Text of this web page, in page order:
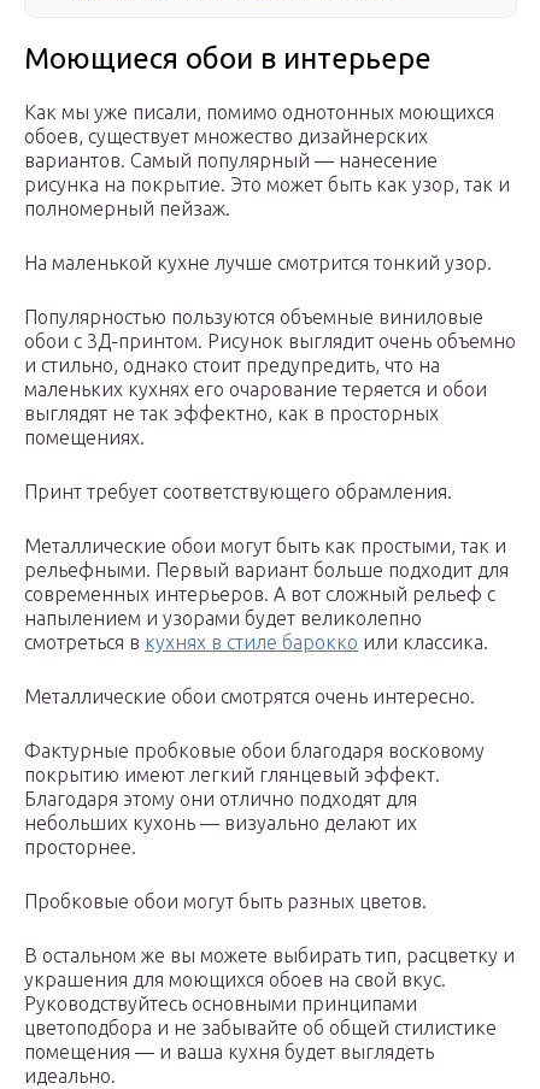
Моющиеся обои в интерьере
Как мы уже писали, помимо однотонных моющихся
обоев, существует множество дизайнерских
вариантов. Самый популярный — нанесение
рисунка на покрытие. Это может быть как узор, так и
полномерный пейзаж.
На маленькой кухне лучше смотрится тонкий узор.
Популярностью пользуются объемные виниловые
обои с 3Д-принтом. Рисунок выглядит очень объемно
и стильно, однако стоит предупредить, что на
маленьких кухнях его очарование теряется и обои
выглядят не так эффектно, как в просторных
помещениях.
Принт требует соответствующего обрамления.
Металлические обои могут быть как простыми, так и
рельефными. Первый вариант больше подходит для
современных интерьеров. А вот сложный рельеф с
напылением и узорами будет великолепно
смотреться в кухнях в стиле барокко или классика.
Металлические обои смотрятся очень интересно.
Фактурные пробковые обои благодаря восковому
покрытию имеют легкий глянцевый эффект.
Благодаря этому они отлично подходят для
небольших кухонь — визуально делают их
просторнее.
Пробковые обои могут быть разных цветов.
В остальном же вы можете выбирать тип, расцветку и
украшения для моющихся обоев на свой вкус.
Руководствуйтесь основными принципами
цветоподбора и не забывайте об общей стилистике
помещения — и ваша кухня будет выглядеть
идеально.